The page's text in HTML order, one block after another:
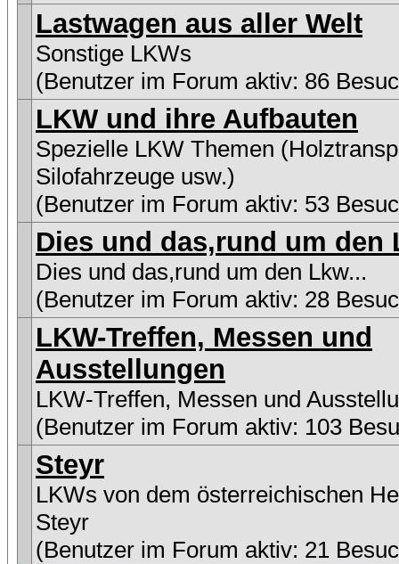
Lastwagen aus aller Welt
Sonstige LKWs
(Benutzer im Forum aktiv: 86
LKW und ihre Aufbauten
Spezielle LKW Themen
Silofahrzeuge usw.)
(Benutzer im Forum aktiv: 53
Dies und das,rund um den
Dies und das,rund um den Lkw...
(Benutzer im Forum aktiv: 28
LKW-Treffen, Messen und
Ausstellungen
LKW-Treffen, Messen und
(Benutzer im Forum aktiv: 103
Steyr
LKWs von dem österreichischen
Steyr
(Benutzer im Forum aktiv: 21